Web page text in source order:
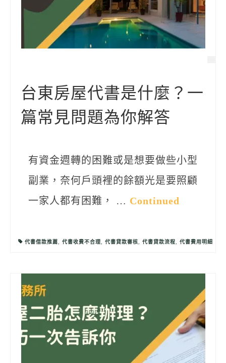
台東房屋代書是什麼？一
篇常見問題為你解答
有資金週轉的困難或是想要做些小型
副業，奈何戶頭裡的餘額光是要照顧
一家人都有困難， … Continued
代書借款推薦, 代書收費不合理, 代書貸款審核, 代書貸款流程, 代書費用明細